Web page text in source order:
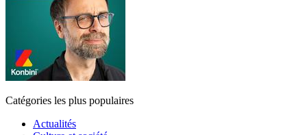
Catégories les plus populaires
Actualités